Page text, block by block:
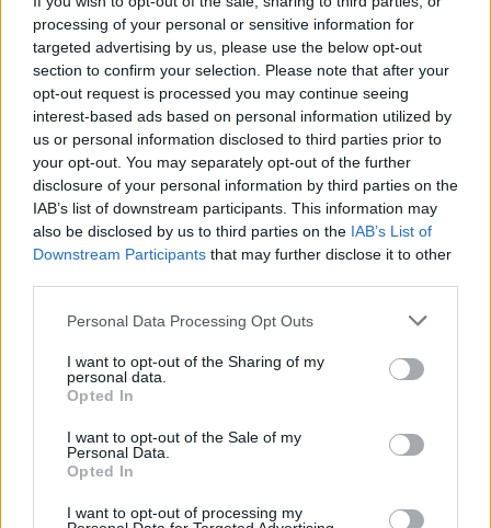
processing of your personal or sensitive information for
targeted advertising by us, please use the below opt-out
section to confirm your selection. Please note that after your
opt-out request is processed you may continue seeing
interest-based ads based on personal information utilized by
us or personal information disclosed to third parties prior to
your opt-out. You may separately opt-out of the further
disclosure of your personal information by third parties on the
IAB’s list of downstream participants. This information may
also be disclosed by us to third parties on the IAB’s List of
Downstream Participants that may further disclose it to other
Personal Data Processing Opt Outs
I want to opt-out of the Sharing of my
personal data.
Opted In
I want to opt-out of the Sale of my
Personal Data.
Opted In
I want to opt-out of processing my
ΔΕΙΤΕ ΕΠΙΣΗΣ
ΣΤΗΝ ΙΔΙΑ ΚΑΤΗΓΟΡΙΑ
Ο Αντετοκούνμπο μιμήθηκε τις
γκριμάτσες του Αντεμπάγιο ‑
ΠΡΙΝ 9 ΏΡΕΣ
Οι Μαϊάμι Χιτ δημοσίευσαν βίντεο με τον
Greek Freak να αναπαριστά τέλεια τις πιο
στιγμές με τα παιδιά τους σε